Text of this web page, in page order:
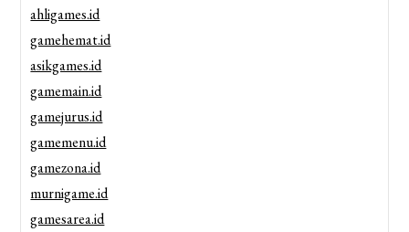
ahligames.id
gamehemat.id
asikgames.id
gamemain.id
gamejurus.id
gamemenu.id
gamezona.id
murnigame.id
gamesarea.id